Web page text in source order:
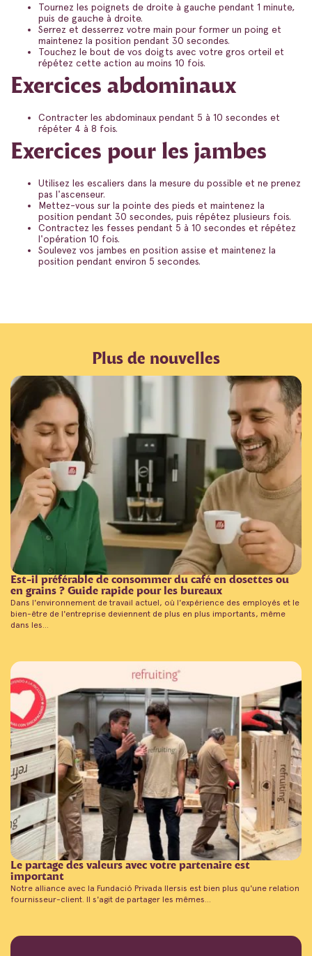
Tournez les poignets de droite à gauche pendant 1 minute,
puis de gauche à droite.
Serrez et desserrez votre main pour former un poing et
maintenez la position pendant 30 secondes.
Touchez le bout de vos doigts avec votre gros orteil et
répétez cette action au moins 10 fois.
Exercices abdominaux
Contracter les abdominaux pendant 5 à 10 secondes et
répéter 4 à 8 fois.
Exercices pour les jambes
Utilisez les escaliers dans la mesure du possible et ne prenez
pas l'ascenseur.
Mettez-vous sur la pointe des pieds et maintenez la
position pendant 30 secondes, puis répétez plusieurs fois.
Contractez les fesses pendant 5 à 10 secondes et répétez
l'opération 10 fois.
Soulevez vos jambes en position assise et maintenez la
position pendant environ 5 secondes.
Plus de nouvelles
Est-il préférable de consommer du café en dosettes ou
en grains ? Guide rapide pour les bureaux
Dans l'environnement de travail actuel, où l'expérience des employés et le
bien-être de l'entreprise deviennent de plus en plus importants, même
dans les...
Le partage des valeurs avec votre partenaire est
important
Notre alliance avec la Fundació Privada Ilersis est bien plus qu'une relation
fournisseur-client. Il s'agit de partager les mêmes...